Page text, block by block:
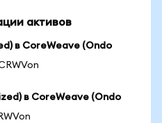
активов
в CoreWeave (Ondo
в CoreWeave (Ondo